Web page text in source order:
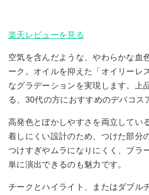
楽天レビューを見る
空気を含んだような、やわらかな血
ーク。オイルを抑えた「オイリーレ
なグラデーションを実現します。上
る、30代の方におすすめのデパコス
高発色とぼかしやすさを両立してい
着しにくい設計のため、つけた部分
つけすぎやムラになりにくく、ブラ
単に演出できるのも魅力です。
チークとハイライト、またはダブル